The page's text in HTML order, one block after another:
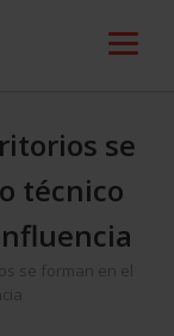
se
técnico
se forman en el